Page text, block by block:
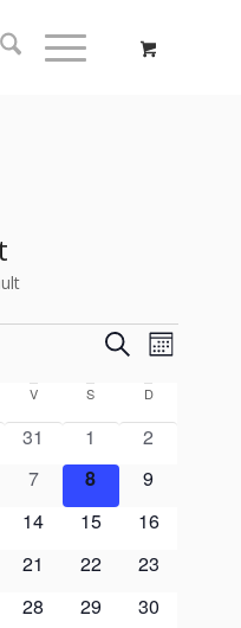
vues
Recherche
de
Mois
V S D
0
évènements
31
0
évènements
1
0
2
0
évènements
7
0
évènements
8
0
9
0
14
0
15
0
16
0
21
0
22
0
23
0
28
0
29
0
30